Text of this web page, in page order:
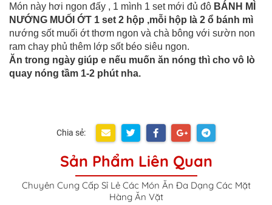
Món này hơi ngon đấy , 1 mình 1 set mới đủ đô BÁNH MÌ
NƯỚNG MUỐI ỚT 1 set 2 hộp ,mỗi hộp là 2 ổ bánh mì
nướng sốt muối ớt thơm ngon và chà bông với sườn non
ram chay phủ thêm lớp sốt béo siêu ngon.
Ăn trong ngày giúp e nếu muốn ăn nóng thì cho vô lò
quay nóng tầm 1-2 phút nha.
Chia sẻ:
Sản Phẩm Liên Quan
Chuyên Cung Cấp Sỉ Lẻ Các Món Ăn Đa Dạng Các Mặt
Hàng Ăn Vặt